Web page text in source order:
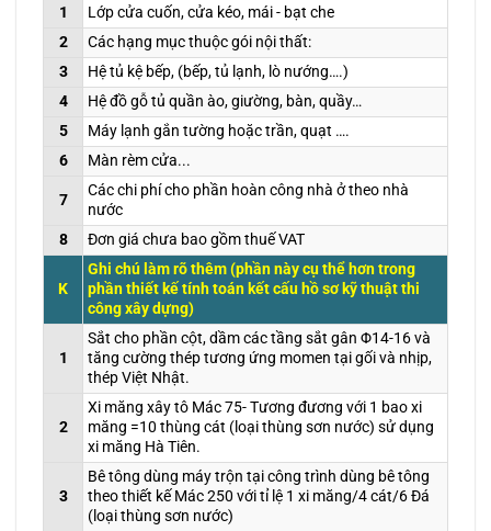
1
Lớp cửa cuốn, cửa kéo, mái - bạt che
2
Các hạng mục thuộc gói nội thất:
3
Hệ tủ kệ bếp, (bếp, tủ lạnh, lò nướng….)
4
Hệ đồ gỗ tủ quần ào, giường, bàn, quầy…
5
Máy lạnh gắn tường hoặc trần, quạt ….
6
Màn rèm cửa...
7
Các chi phí cho phần hoàn công nhà ở theo nhà
nước
8
Đơn giá chưa bao gồm thuế VAT
K
Ghi chú làm rõ thêm (phần này cụ thể hơn trong
phần thiết kế tính toán kết cấu hồ sơ kỹ thuật thi
công xây dựng)
1
Sắt cho phần cột, dầm các tầng sắt gân Φ14-16 và
tăng cường thép tương ứng momen tại gối và nhịp,
thép Việt Nhật.
2
Xi măng xây tô Mác 75- Tương đương với 1 bao xi
măng =10 thùng cát (loại thùng sơn nước) sử dụng
xi măng Hà Tiên.
3
Bê tông dùng máy trộn tại công trình dùng bê tông
theo thiết kế Mác 250 với tỉ lệ 1 xi măng/4 cát/6 Đá
(loại thùng sơn nước)